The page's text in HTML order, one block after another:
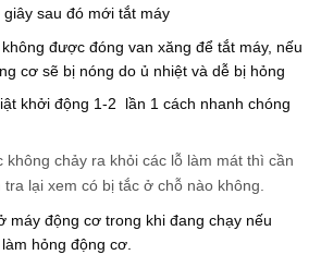
giây sau đó mới tắt máy
được đóng van xăng để tắt máy, nếu
cơ sẽ bị nóng do ủ nhiệt và dễ bị hỏng
khởi động 1-2 lần 1 cách nhanh chóng
không chảy ra khỏi các lỗ làm mát thì cần
tra lại xem có bị tắc ở chỗ nào không.
máy động cơ trong khi đang chạy nếu
hỏng động cơ.